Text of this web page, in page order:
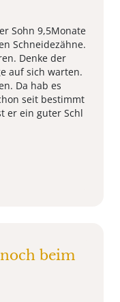
Sohn 9,5Monate
Schneidezähne.
Denke der
auf sich warten.
Da hab es
seit bestimmt
er ein guter Schl
beim